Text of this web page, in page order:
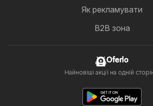
Як рекламувати
B2B зона
Oferlo
Найновіші акції на одній